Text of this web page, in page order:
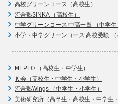
高校グリーンコース（高校生）
河合塾SINKA （高校生）
中学グリーンコース 中高一貫 （中学生
小学・中学グリーンコース 高校受験 （
MEPLO （高校生・中学生）
Ｋ会（高校生・中学生・小学生）
河合塾Wings （中学生・小学生）
美術研究所（高卒生・高校生・中学生